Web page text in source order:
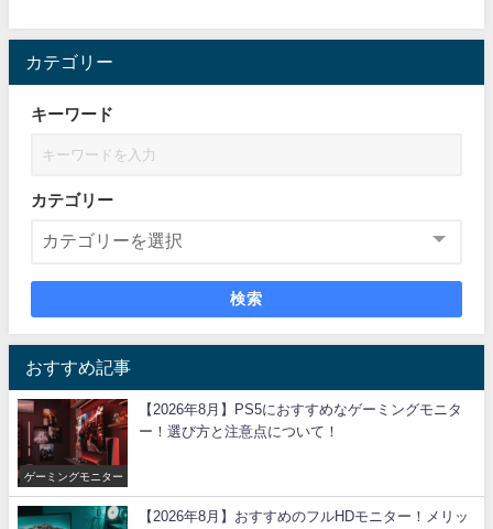
カテゴリー
キーワード
カテゴリー
検索
おすすめ記事
ゲーミングモニター
【2026年8月】PS5におすすめなゲーミングモニタ
ー！選び方と注意点について！
【2026年8月】おすすめのフルHDモニター！メリッ